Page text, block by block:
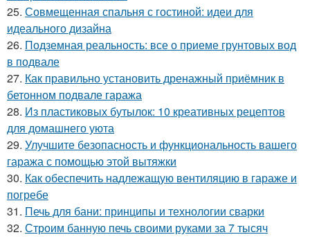
25. Совмещенная спальня с гостиной: идеи для
идеального дизайна
26. Подземная реальность: все о приеме грунтовых вод
в подвале
27. Как правильно установить дренажный приёмник в
бетонном подвале гаража
28. Из пластиковых бутылок: 10 креативных рецептов
для домашнего уюта
29. Улучшите безопасность и функциональность вашего
гаража с помощью этой вытяжки
30. Как обеспечить надлежащую вентиляцию в гараже и
погребе
31. Печь для бани: принципы и технологии сварки
32. Строим банную печь своими руками за 7 тысяч